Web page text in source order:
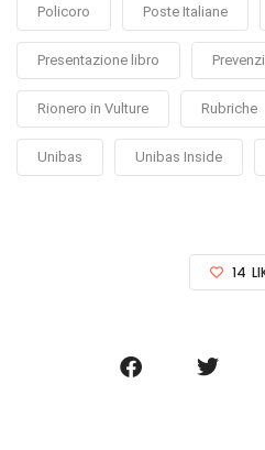
Policoro Poste Italiane
Presentazione libro
Rionero in Vulture Rubriche
Unibas Unibas Inside
14